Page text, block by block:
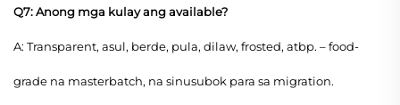
Q7: Anong mga kulay ang available?
A: Transparent, asul, berde, pula, dilaw, frosted, atbp. – food-
grade na masterbatch, na sinusubok para sa migration.